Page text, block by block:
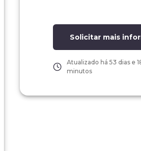
Solicitar mais
Atualizado há 53 dias e
minutos